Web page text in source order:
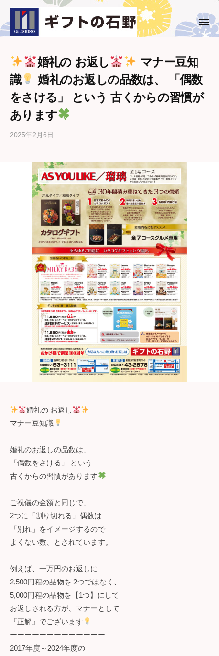
テ
ギ
野
西
居
浜
ト
専
門
店
メ
ニ
ュ
婚礼の お返し
マナー豆知
識
婚礼のお返しの品数は、 「偶数
をさける」 という 古くからの習慣が
あります
2025年2月6日
フ
ト
の
石
野
婚礼の お返し
マナー豆知識
婚礼のお返しの品数は、
「偶数をさける」 という
古くからの習慣があります
ご祝儀の金額と同じで、
2つに「割り切れる」偶数は
「別れ」をイメージするので
よくない数、とされています。
例えば、一万円のお返しに
2,500円程の品物を 2つではなく、
5,000円程の品物を【1つ】にして
お返しされる方が、マナーとして
『正解』でございます
ーーーーーーーーーーーーー
2017年度～2024年度の
ト
の
石